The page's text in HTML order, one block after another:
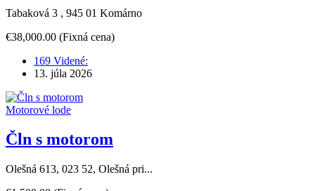
Tabaková 3 , 945 01 Komárno
€38,000.00 (Fixná cena)
169 Videné:
13. júla 2026
Motorové lode
Čln s motorom
Olešná 613, 023 52, Olešná pri...